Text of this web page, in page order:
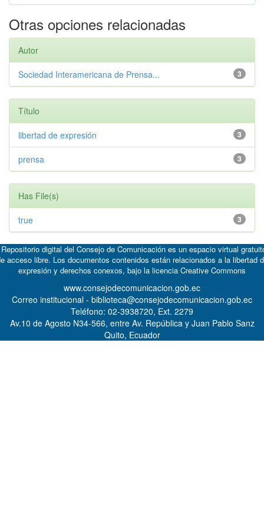
Otras opciones relacionadas
Autor
3
Sociedad Interamericana de Prensa...
Título
3
libertad de expresión
3
prensa
Has File(s)
3
true
digital del Consejo de Comunicación es un espacio virtual
acceso libre. Los documentos contenidos están relacionados a la libertad
expresión y derechos conexos, bajo la licencia Creative Commons
www.consejodecomunicacion.gob.ec
Correo institucional - biblioteca@consejodecomunicacion.gob.ec
Teléfono: 02-3938720, Ext. 2279
Av.10 de Agosto N34-566, entre Av. República y Juan Pablo Sanz
Quito, Ecuador